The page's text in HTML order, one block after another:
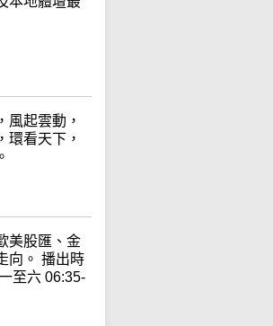
風起雲動，
環看天下，
美股匯、金
向。 播出時
至六 06:35-